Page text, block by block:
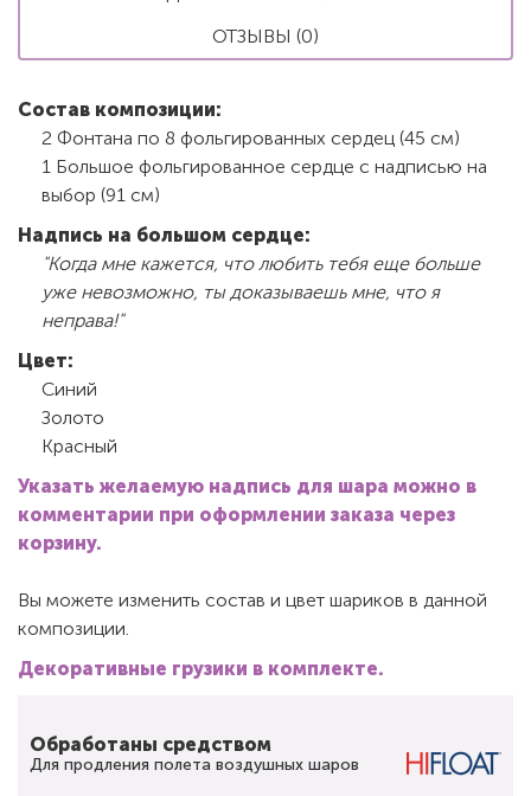
ОТЗЫВЫ (0)
Состав композиции:
2 Фонтана по 8 фольгированных сердец (45 см)
1 Большое фольгированное сердце с надписью на
выбор (91 см)
Надпись на большом сердце:
"Когда мне кажется, что любить тебя еще больше
уже невозможно, ты доказываешь мне, что я
неправа!"
Цвет:
Синий
Золото
Красный
Указать желаемую надпись для шара можно в
комментарии при оформлении заказа через
корзину.
Вы можете изменить состав и цвет шариков в данной
композиции.
Декоративные грузики в комплекте.
Обработаны средством
Для продления полета воздушных шаров